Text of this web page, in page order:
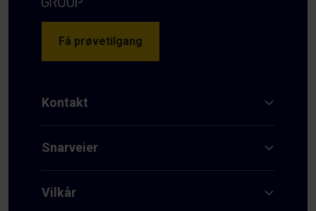
Få prøvetilgang
Kontakt
Snarveier
Vilkår